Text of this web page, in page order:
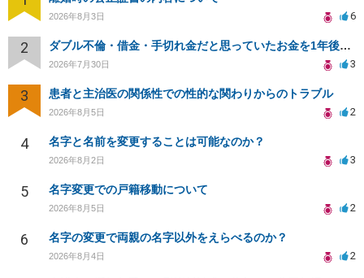
2026年8月3日 6
2 ダブル不倫・借金・手切れ金だと思っていたお金を1年後いまさら脅迫罪として通知書が来てまとめて請求
2026年7月30日 3
3 患者と主治医の関係性での性的な関わりからのトラブル
2026年8月5日 2
4 名字と名前を変更することは可能なのか？
2026年8月2日 3
5 名字変更での戸籍移動について
2026年8月5日 2
6 名字の変更で両親の名字以外をえらべるのか？
2026年8月4日 2